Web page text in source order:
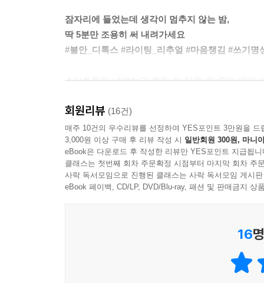
높낮이 없는 수평선을 그립니다.
--- p.78
누구의 허락도 필요치 않은
온전한 나의 주인이 됩니다.
--- p.144
길이 없으니
헤맬 일도 없습니다.
잠자리에 들었는데 생각이 멈추지 않는 밤,
딱 5분만 조용히 써 내려가세요
#불안_디톡스 #라이팅_리추얼 #마음챙김 #쓰기명
스마트폰을 내려놓고 펜을 쥔 다음 한 줄만 따라
아닙니다. 불필요한 감정을 덜어내고 지금의 마
하루에 한 쪽씩 채워 가다 보면, 가장 고요한 방
되라고 재촉하지 않습니다. 흔들리는 날에도 자신
불안해도 괜찮습니다. 매일 한 줄씩 이어지는 100
회원리뷰 (16건)
매주 10건의 우수리뷰를 선정하여 YES포인트 3만원을 드
3,000원 이상 구매 후 리뷰 작성 시 일반회원 300원, 마니
eBook은 다운로드 후 작성한 리뷰만 YES포인트 지급됩니
클래스는 첫번째 회차 주문확정 시점부터 마지막 회차 주
사락 독서모임으로 진행된 클래스는 사락 독서모임 게시
eBook 페이백, CD/LP, DVD/Blu-ray, 패션 및 판매금지 상
16